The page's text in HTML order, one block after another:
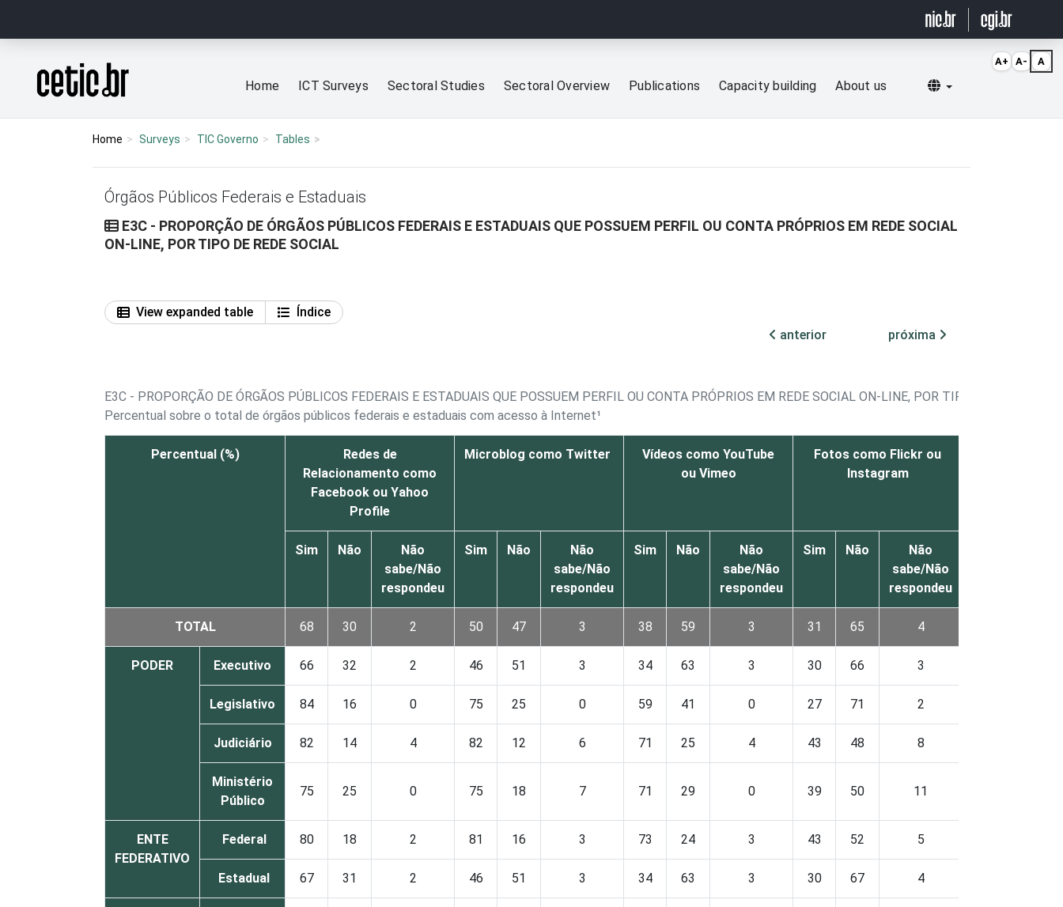
Página inicial
Home ICT Surveys Sectoral Studies Sectoral Overview Publications Capacity building About us Selecionar idioma
Home Surveys TIC Governo Tables
Órgãos Públicos Federais e Estaduais
E3C - PROPORÇÃO DE ÓRGÃOS PÚBLICOS FEDERAIS E ESTADUAIS QUE POSSUEM PERFIL OU CONTA PRÓPRIOS EM REDE SOCIAL
ON-LINE, POR TIPO DE REDE SOCIAL
View expanded table
Índice
anterior
próxima
E3C - PROPORÇÃO DE ÓRGÃOS PÚBLICOS FEDERAIS E ESTADUAIS QUE POSSUEM PERFIL OU CONTA PRÓPRIOS EM REDE SOCIAL ON-LINE, POR TIPO DE REDE
Percentual sobre o total de órgãos públicos federais e estaduais com acesso à Internet¹
Percentual (%)
Redes de
Relacionamento como
Facebook ou Yahoo
Profile
Microblog como Twitter
Vídeos como YouTube
ou Vimeo
Fotos como Flickr ou
Instagram
Sim Não
Não
sabe/Não
respondeu
Sim Não
Não
sabe/Não
respondeu
Sim Não
Não
sabe/Não
respondeu
Sim Não
Não
sabe/Não
respondeu
TOTAL 68 30 2 50 47 3 38 59 3 31 65 4
PODER Executivo 66 32 2 46 51 3 34 63 3 30 66 3
Legislativo 84 16 0 75 25 0 59 41 0 27 71 2
Judiciário 82 14 4 82 12 6 71 25 4 43 48 8
Ministério
Público
75 25 0 75 18 7 71 29 0 39 50 11
ENTE
FEDERATIVO
Federal 80 18 2 81 16 3 73 24 3 43 52 5
Estadual 67 31 2 46 51 3 34 63 3 30 67 4
A+ A- A